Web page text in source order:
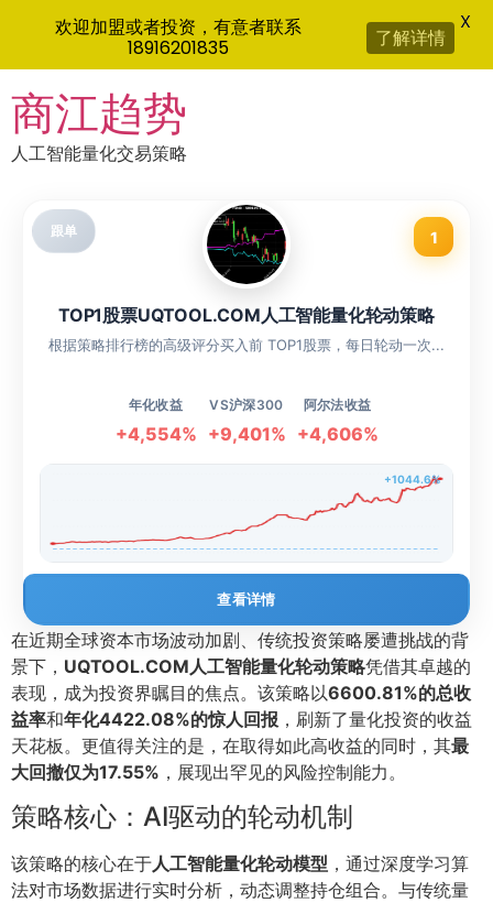
to
content
商江趋势
人工智能量化交易策略
跟单 1
TOP1股票UQTOOL.COM人工智能量化轮动策略
根据策略排行榜的高级评分买入前 TOP1股票，每日轮动一次...
年化收益
+4,554%
VS沪深300
+9,401%
阿尔法收益
+4,606%
+1044.6%
查看详情
在近期全球资本市场波动加剧、传统投资策略屡遭挑战的背
景下， UQTOOL.COM人工智能量化轮动策略凭借其卓越的
表现，成为投资界瞩目的焦点。该策略以6600.81%的总收
益率和年化4422.08%的惊人回报 ，刷新了量化投资的收益
天花板。更值得关注的是，在取得如此高收益的同时，其最
大回撤仅为17.55% ，展现出罕见的风险控制能力。
策略核心：AI驱动的轮动机制
该策略的核心在于人工智能量化轮动模型 ，通过深度学习算
法对市场数据进行实时分析，动态调整持仓组合。与传统量
欢迎加盟或者投资，有意者联系
18916201835
了解详情
X